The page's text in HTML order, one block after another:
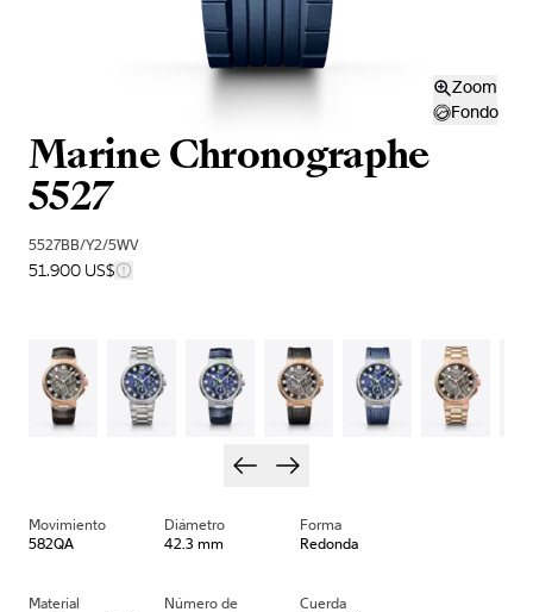
Zoom
Fondo
Marine Chronographe
5527
5527BB/Y2/5WV
51.900 US$
Movimiento
582QA
Diámetro
42.3 mm
Forma
Redonda
Material
Número de
Cuerda